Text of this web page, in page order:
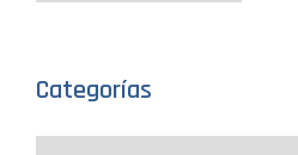
Categorías